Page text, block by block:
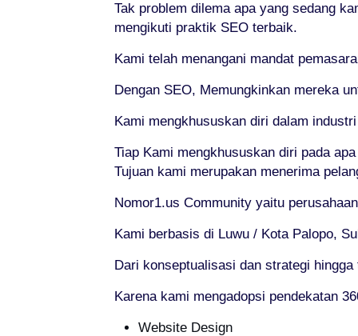
Tak problem dilema apa yang sedang
mengikuti praktik SEO terbaik.
Kami telah menangani mandat
Dengan SEO, Memungkinkan mereka
Kami mengkhususkan diri dalam
Tiap Kami mengkhususkan diri pada
Tujuan kami merupakan menerima
Nomor1.us Community yaitu
Kami berbasis di Luwu / Kota Palopo,
Dari konseptualisasi dan strategi
Karena kami mengadopsi pendekatan
Website Design